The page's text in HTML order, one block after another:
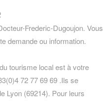
Frederic-Dugoujon. Vous
demande ou information.
tourisme local est à votre
72 77 69 69 .Ils se
Lyon (69214). Pour leurs